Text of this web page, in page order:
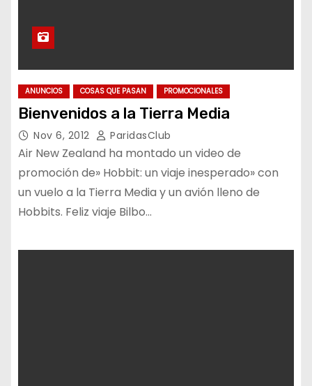
ANUNCIOS COSAS QUE PASAN PROMOCIONALES
Bienvenidos a la Tierra Media
Nov 6, 2012 ParidasClub
Air New Zealand ha montado un video de
promoción de» Hobbit: un viaje inesperado» con
un vuelo a la Tierra Media y un avión lleno de
Hobbits. Feliz viaje Bilbo…